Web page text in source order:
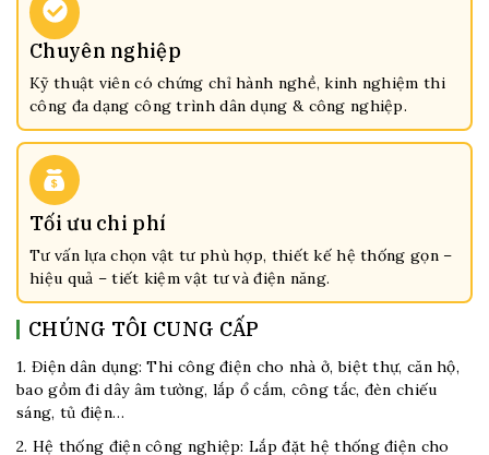
Chuyên nghiệp
Kỹ thuật viên có chứng chỉ hành nghề, kinh nghiệm thi
công đa dạng công trình dân dụng & công nghiệp.
Tối ưu chi phí
Tư vấn lựa chọn vật tư phù hợp, thiết kế hệ thống gọn –
hiệu quả – tiết kiệm vật tư và điện năng.
CHÚNG TÔI CUNG CẤP
1. Điện dân dụng: Thi công điện cho nhà ở, biệt thự, căn hộ,
bao gồm đi dây âm tường, lắp ổ cắm, công tắc, đèn chiếu
sáng, tủ điện…
2. Hệ thống điện công nghiệp: Lắp đặt hệ thống điện cho